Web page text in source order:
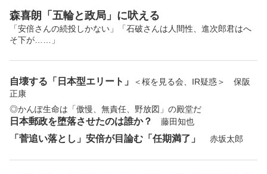
森喜朗 「五輪と政局」に吠える
「安倍さんの続投しかない」「石破さんは人間性、進次郎君はへ
そ下が……」
自壊する「日本型エリート」
＜桜を見る会、IR疑惑＞ 保阪
正康
◎かんぽ生命は「傲慢、無責任、野放図」の殿堂だ
日本郵政を堕落させたのは誰か？ 藤田知也
「菅追い落とし」安倍が目論む「任期満了」 赤坂太郎